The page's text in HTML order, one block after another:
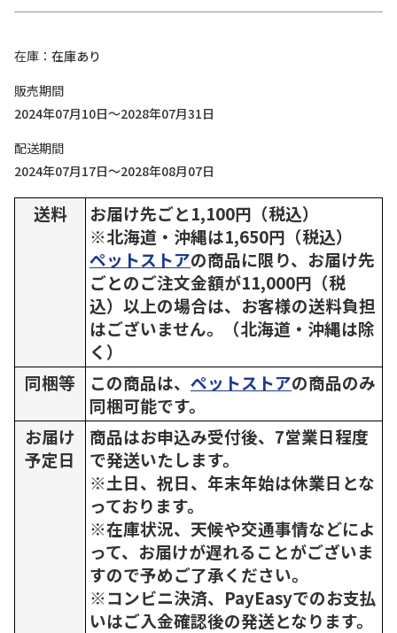
在庫
在庫あり
販売期間
2024年07月10日～2028年07月31日
配送期間
2024年07月17日～2028年08月07日
送料
お届け先ごと1,100円（税込）
※北海道・沖縄は1,650円（税込）
ペットストアの商品に限り、お届け先
ごとのご注文金額が11,000円（税
込）以上の場合は、お客様の送料負担
はございません。（北海道・沖縄は除
く）
同梱等
この商品は、 ペットストアの商品のみ
同梱可能です。
お届け
予定日
商品はお申込み受付後、7営業日程度
で発送いたします。
※土日、祝日、年末年始は休業日とな
っております。
※在庫状況、天候や交通事情などによ
って、お届けが遅れることがございま
すので予めご了承ください。
※コンビニ決済、PayEasyでのお支払
いはご入金確認後の発送となります。